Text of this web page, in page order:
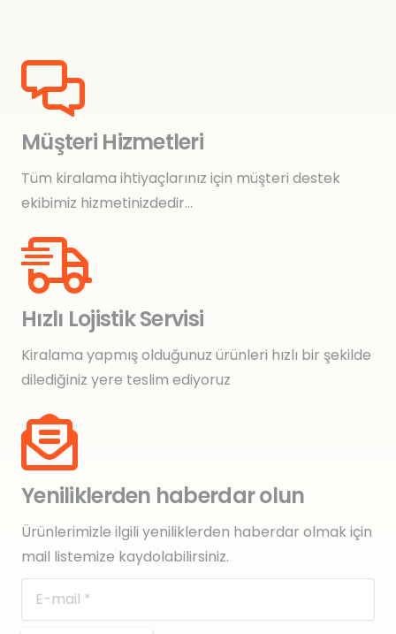
Müşteri Hizmetleri
Tüm kiralama ihtiyaçlarınız için müşteri destek
ekibimiz hizmetinizdedir…
Hızlı Lojistik Servisi
Kiralama yapmış olduğunuz ürünleri hızlı bir şekilde
dilediğiniz yere teslim ediyoruz
Yeniliklerden haberdar olun
Ürünlerimizle ilgili yeniliklerden haberdar olmak için
mail listemize kaydolabilirsiniz.